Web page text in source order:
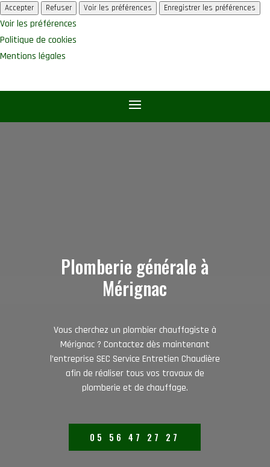
Accepter Refuser Voir les préférences Enregistrer les préférences
Voir les préférences
Politique de cookies
Mentions légales
Plomberie générale à
Mérignac
Vous cherchez un plombier chauffagiste à
Mérignac ? Contactez dès maintenant
l’entreprise SEC Service Entretien Chaudière
afin de réaliser tous vos travaux de
plomberie et de chauffage.
05 56 47 27 27